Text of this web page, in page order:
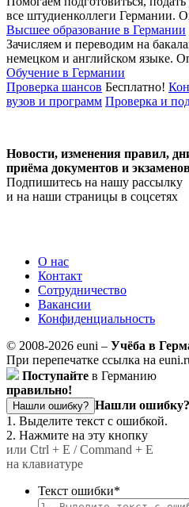
все штудиенколлеги Германии.
Высшее образование в Германии
Зачисляем и переводим на
немецком и английском языке.
Обучение в Германии
Проверка шансов Бесплатно!
вузов и программ Проверка и
Новости, изменения правил,
приёма документов и
Подпишитесь на нашу рассылку
и на наши страницы в соцсетях
О нас
Контакт
Сотрудничество
Вакансии
Конфиденциальность
© 2008-2026 euni – Учёба в
При перепечатке ссылка на
Поступайте в Германию
правильно!
Нашли ошибку? Нашли ошибку?
1. Выделите текст с ошибкой.
2. Нажмите на эту кнопку
или Ctrl + E / Command + E
на клавиатуре
Текст ошибки*